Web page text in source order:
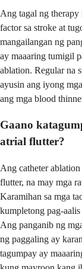
Ang tagal ng
factor sa stroke at
mangailangan ng
ay maaaring tumigil
ablation. Regular na
ayusin ang iyong
ang mga blood
Gaano
atrial flutter?
Ang catheter
flutter, na may mga
Karamihan sa mga
kumpletong pag-aalis
Ang panganib ng
ng paggaling ay
tagumpay ay